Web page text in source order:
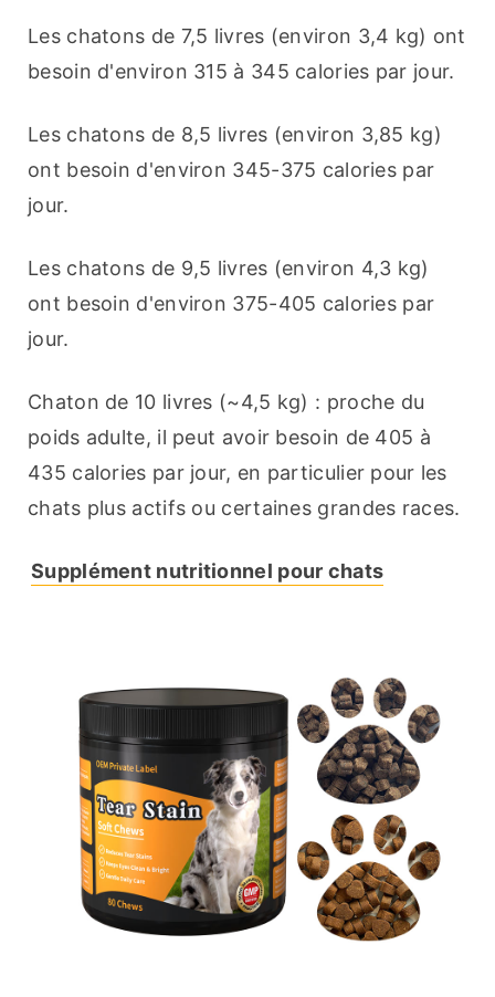
Les chatons de 7,5 livres (environ 3,4 kg) ont
besoin d'environ 315 à 345 calories par jour.
Les chatons de 8,5 livres (environ 3,85 kg)
ont besoin d'environ 345-375 calories par
jour.
Les chatons de 9,5 livres (environ 4,3 kg)
ont besoin d'environ 375-405 calories par
jour.
Chaton de 10 livres (~4,5 kg) : proche du
poids adulte, il peut avoir besoin de 405 à
435 calories par jour, en particulier pour les
chats plus actifs ou certaines grandes races.
Supplément nutritionnel pour chats